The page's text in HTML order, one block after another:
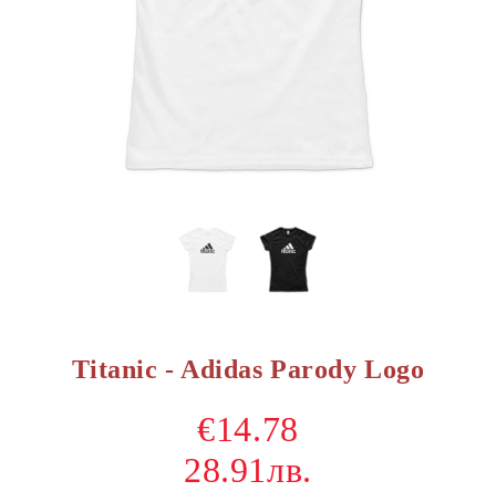
Titanic - Adidas Parody Logo
€14.78
28.91лв.